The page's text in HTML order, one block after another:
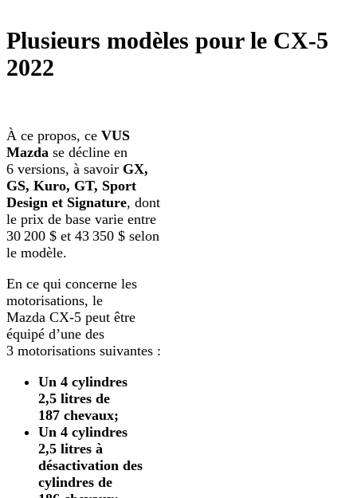
Plusieurs modèles pour le CX-5
2022
À ce propos, ce VUS
Mazda se décline en
6 versions, à savoir GX,
GS, Kuro, GT, Sport
Design et Signature, dont
le prix de base varie entre
30 200 $ et 43 350 $ selon
le modèle.
En ce qui concerne les
motorisations, le
Mazda CX-5 peut être
équipé d’une des
3 motorisations suivantes :
Un 4 cylindres
2,5 litres de
187 chevaux;
Un 4 cylindres
2,5 litres à
désactivation des
cylindres de